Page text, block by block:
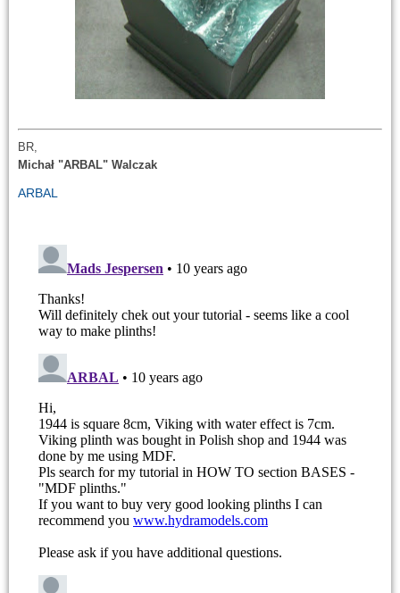
BR,
Michał "ARBAL" Walczak
ARBAL